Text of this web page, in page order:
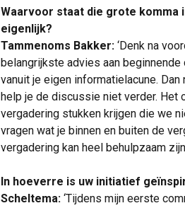
Waarvoor staat die grote komma
eigenlijk?
Tammenoms Bakker: ‘Denk na
belangrijkste advies aan
vanuit je eigen informatielacune.
help je de discussie niet verder. Het
vergadering stukken krijgen die we
vragen wat je binnen en buiten de
vergadering kan heel behulpzaam
In hoeverre is uw initiatief
Scheltema: ‘Tijdens mijn eerste